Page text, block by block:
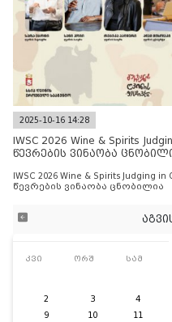
2025-10-16 14:28
IWSC 2026 Wine & Spirits
წევრების ვინაობა
IWSC 2026 Wine & Spirits
წევრების ვინაობა ცნობილია
კვი ორშ სამ
2
3 4
9
10 11